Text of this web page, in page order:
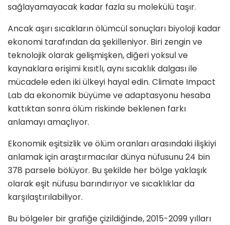
sağlayamayacak kadar fazla su molekülü taşır.
Ancak aşırı sıcakların ölümcül sonuçları biyoloji kadar
ekonomi tarafından da şekilleniyor. Biri zengin ve
teknolojik olarak gelişmişken, diğeri yoksul ve
kaynaklara erişimi kısıtlı, aynı sıcaklık dalgası ile
mücadele eden iki ülkeyi hayal edin. Climate Impact
Lab da ekonomik büyüme ve adaptasyonu hesaba
kattıktan sonra ölüm riskinde beklenen farkı
anlamayı amaçlıyor.
Ekonomik eşitsizlik ve ölüm oranları arasındaki ilişkiyi
anlamak için araştırmacılar dünya nüfusunu 24 bin
378 parsele bölüyor. Bu şekilde her bölge yaklaşık
olarak eşit nüfusu barındırıyor ve sıcaklıklar da
karşılaştırılabiliyor.
Bu bölgeler bir grafiğe çizildiğinde, 2015-2099 yılları